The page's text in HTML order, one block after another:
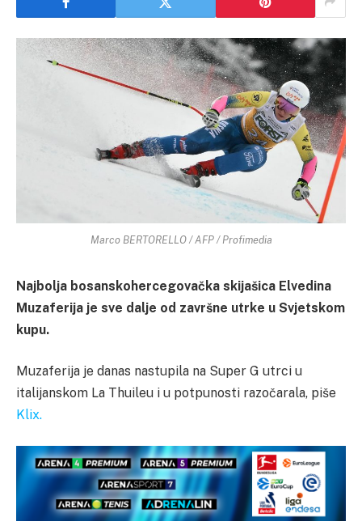
Marco BERTORELLO / AFP / Profimedia
Najbolja bosanskohercegovačka skijašica Elvedina
Muzaferija je sve dalje od završne utrke u Svjetskom
kupu.
Muzaferija je danas nastupila na Super G utrci u
italijanskom La Thuileu i u potpunosti razočarala, piše
Klix.